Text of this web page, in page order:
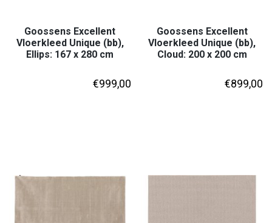
Goossens Excellent
Vloerkleed Unique (bb),
Ellips: 167 x 280 cm
€999,00
Goossens Excellent
Vloerkleed Unique (bb),
Cloud: 200 x 200 cm
€899,00